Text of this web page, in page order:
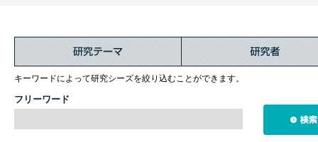
キーワードによって研究シーズを絞り込むことができます。
フリーワード